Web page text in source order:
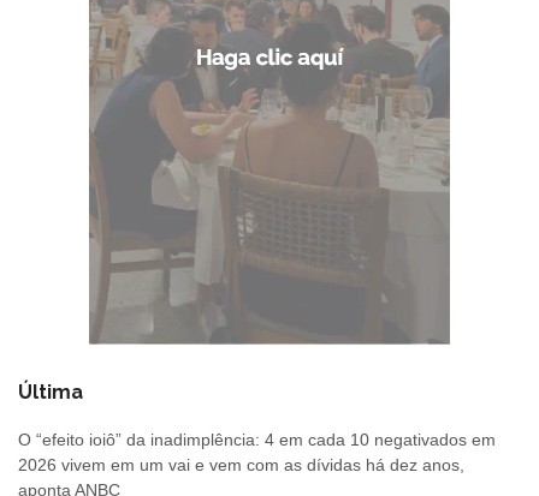
Última
O “efeito ioiô” da inadimplência: 4 em cada 10 negativados em
2026 vivem em um vai e vem com as dívidas há dez anos,
aponta ANBC